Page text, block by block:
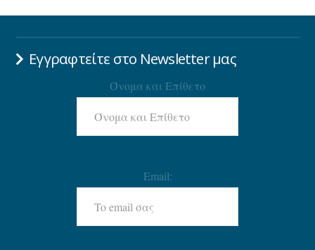
Εγγραφτείτε στο Newsletter μας
Όνομα και Επίθετο
Email: